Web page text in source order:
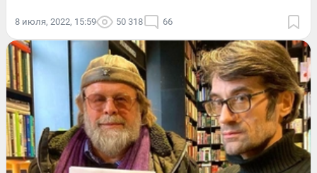
8 июля, 2022, 15:59 50 318 66